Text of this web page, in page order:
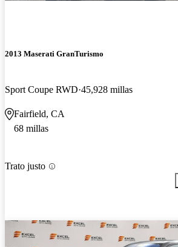
2013 Maserati GranTurismo
Sport Coupe RWD 45,928 millas
Fairfield, CA
68 millas
Trato justo